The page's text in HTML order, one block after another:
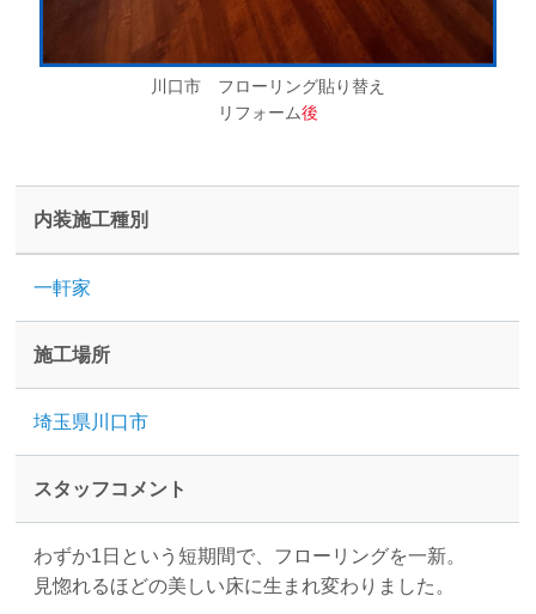
川口市 フローリング貼り替え
リフォーム後
内装施工種別
一軒家
施工場所
埼玉県川口市
スタッフコメント
わずか1日という短期間で、フローリングを一新。
見惚れるほどの美しい床に生まれ変わりました。